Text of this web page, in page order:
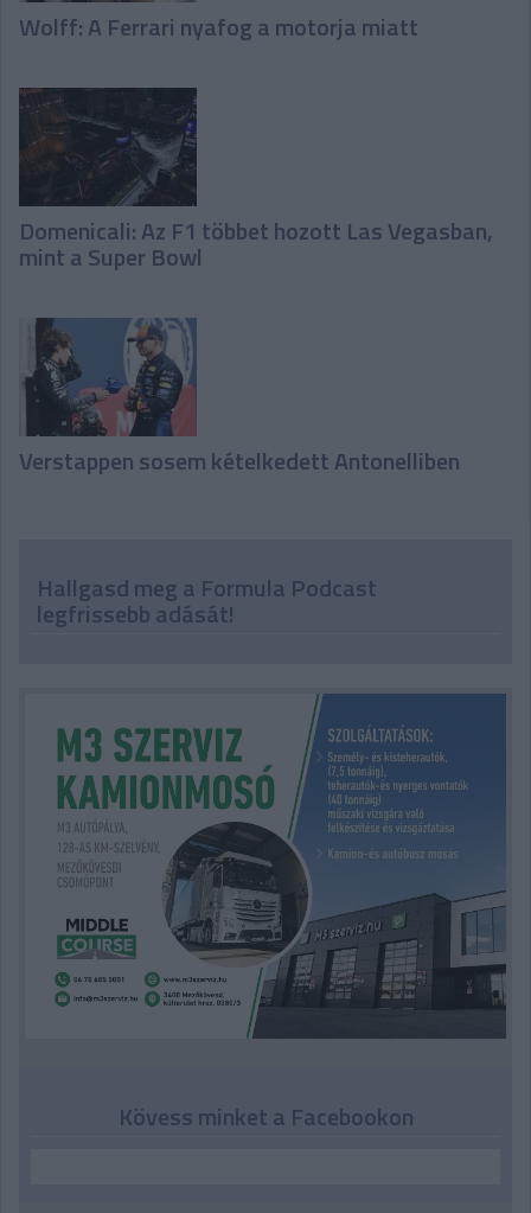
Wolff: A Ferrari nyafog a motorja miatt
Domenicali: Az F1 többet hozott Las Vegasban,
mint a Super Bowl
Verstappen sosem kételkedett Antonelliben
Hallgasd meg a Formula Podcast
legfrissebb adását!
Kövess minket a Facebookon